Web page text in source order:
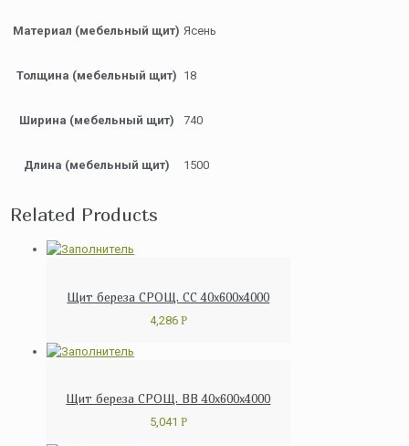
Материал (мебельный щит) Ясень
Толщина (мебельный щит) 18
Ширина (мебельный щит) 740
Длина (мебельный щит) 1500
Related Products
Щит береза СРОЩ. СС 40x600x4000
4,286 Р
Щит береза СРОЩ. ВВ 40x600x4000
5,041 Р